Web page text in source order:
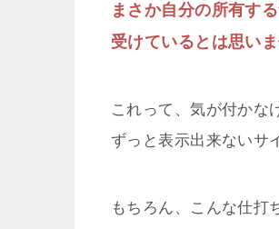
まさか自分の所有す
受けているとは思い
これって、気が付かな
ずっと表示出来ないサ
もちろん、こんな仕打